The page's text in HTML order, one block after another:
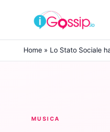
Skip to content
Home » Lo Stato Sociale
MUSICA